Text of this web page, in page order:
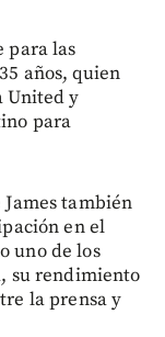
para las
años, quien
United y
para
también
en el
uno de los
su rendimiento
la prensa y